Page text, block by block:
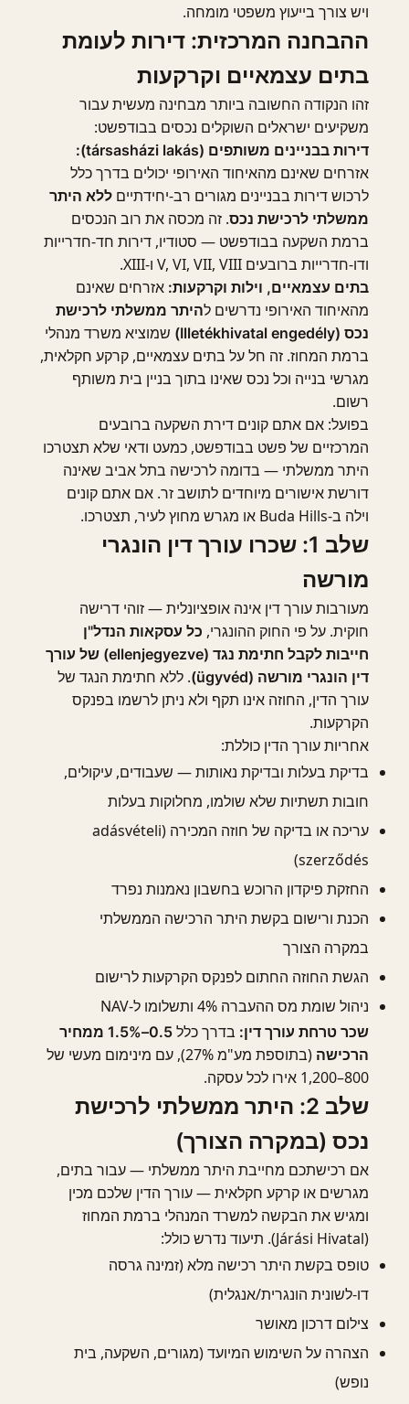
ויש צורך בייעוץ משפטי מומחה.
ההבחנה המרכזית: דירות לעומת
בתים עצמאיים וקרקעות
זהו הנקודה החשובה ביותר מבחינה מעשית עבור
משקיעים ישראלים השוקלים נכסים בבודפשט:
דירות בבניינים משותפים (társasházi lakás):
אזרחים שאינם מהאיחוד האירופי יכולים בדרך כלל
לרכוש דירות בבניינים מגורים רב-יחידתיים ללא היתר
ממשלתי לרכישת נכס. זה מכסה את רוב הנכסים
ברמת השקעה בבודפשט — סטודיו, דירות חד-חדרייות
ודו-חדרייות ברובעים V, VI, VII, VIII ו-XIII.
בתים עצמאיים, וילות וקרקעות: אזרחים שאינם
מהאיחוד האירופי נדרשים להיתר ממשלתי לרכישת
נכס (Illetékhivatal engedély)
שמוציא משרד מנהלי
ברמת המחוז. זה חל על בתים עצמאיים, קרקע חקלאית,
מגרשי בנייה וכל נכס שאינו בתוך בניין בית משותף
רשום.
בפועל: אם אתם קונים דירת השקעה ברובעים
המרכזיים של פשט בבודפשט, כמעט ודאי שלא תצטרכו
היתר ממשלתי — בדומה לרכישה בתל אביב שאינה
דורשת אישורים מיוחדים לתושב זר. אם אתם קונים
וילה ב-Buda Hills או מגרש מחוץ לעיר, תצטרכו.
שלב 1: שכרו עורך דין הונגרי
מורשה
מעורבות עורך דין אינה אופציונלית — זוהי דרישה
חוקית. על פי החוק ההונגרי, כל עסקאות הנדל"ן
חייבות לקבל חתימת נגד (ellenjegyezve) של עורך
דין הונגרי מורשה (ügyvéd)
. ללא חתימת הנגד של
עורך הדין, החוזה אינו תקף ולא ניתן לרשמו בפנקס
הקרקעות.
אחריות עורך הדין כוללת:
בדיקת בעלות ובדיקת נאותות — שעבודים, עיקולים,
חובות תשתיות שלא שולמו, מחלוקות בעלות
עריכה או בדיקה של חוזה המכירה (adásvételi
szerződés)
החזקת פיקדון הרוכש בחשבון נאמנות נפרד
הכנת ורישום בקשת היתר הרכישה הממשלתי
במקרה הצורך
הגשת החוזה החתום לפנקס הקרקעות לרישום
ניהול שומת מס ההעברה 4% ותשלומו ל-NAV
שכר טרחת עורך דין: בדרך כלל
0.5–1.5% ממחיר
הרכישה
(בתוספת מע"מ 27%), עם מינימום מעשי של
800–1,200 אירו לכל עסקה.
שלב 2: היתר ממשלתי לרכישת
נכס (במקרה הצורך)
אם רכישתכם מחייבת היתר ממשלתי — עבור בתים,
מגרשים או קרקע חקלאית — עורך הדין שלכם מכין
ומגיש את הבקשה למשרד המנהלי ברמת המחוז
(Járási Hivatal). תיעוד נדרש כולל:
טופס בקשת היתר רכישה מלא (זמינה גרסה
דו-לשונית הונגרית/אנגלית)
צילום דרכון מאושר
הצהרה על השימוש המיועד (מגורים, השקעה, בית
נופש)